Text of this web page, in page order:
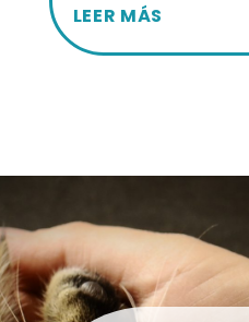
LEER MÁS